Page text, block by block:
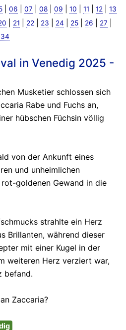
| 06 07 08| 09 10 11 12 13
21 22 23 24 25| 26 27
34
in Venedig 2025 -
Musketier schlossen sich
Rabe und Fuchs an,
hübschen Füchsin völlig
von der Ankunft eines
und unheimlichen
goldenen Gewand in die
strahlte ein Herz
Brillanten, während dieser
mit einer Kugel in der
weiteren Herz verziert war,
befand.
Zaccaria?